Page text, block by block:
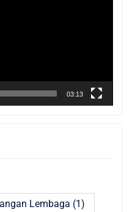
03:13
Lembaga (1)